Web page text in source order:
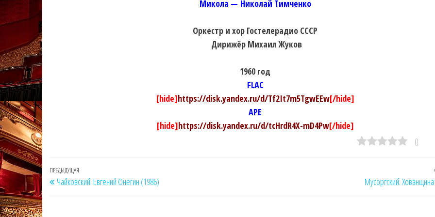
Микола — Николай Тимченко
Оркестр и хор Гостелерадио СССР
Дирижёр Михаил Жуков
1960 год
FLAC
[hide]https://disk.yandex.ru/d/Tf2It7m5TgwEEw[/hide]
APE
[hide]https://disk.yandex.ru/d/tcHrdR4X-mD4Pw[/hide]
0
Навигация
по
Предыдущая
запись
ПРЕДЫДУЩАЯ
Чайковский. Евгений Онегин (1986) Мусоргский.